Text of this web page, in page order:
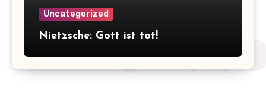
Uncategorized
Nietzsche: Gott ist tot!